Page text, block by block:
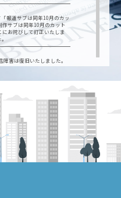
報道サブは同年10月のカッ
サブは同年10月のカット
お詫びして訂正いたしま
障害は復旧いたしました。
を送信された方は、誠に
おかけし、申し訳ござい
ァクス が使用できない状
、お願いいたします。 復旧は
申し訳ございません。
紙面を特集しました。定期ご
）
月29日号になります。
は2日、9日、16日、30日